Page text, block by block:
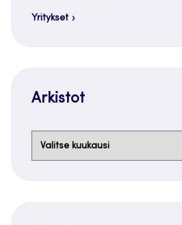
Yritykset
Arkistot